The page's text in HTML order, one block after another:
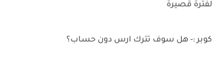
لفترة قصيرة
كوبر :- هل سوف تترك ارس دون حساب؟